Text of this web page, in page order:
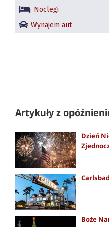
Noclegi
Wynajem aut
Artykuły z
Dzień
Boże